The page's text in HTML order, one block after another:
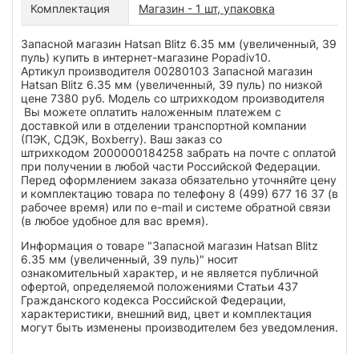
Комплектация Магазин - 1 шт, упаковка
Запасной магазин Hatsan Blitz 6.35 мм (увеличенный, 39
пуль) купить в интернет-магазине Popadiv10.
Артикул производителя 00280103 Запасной магазин
Hatsan Blitz 6.35 мм (увеличенный, 39 пуль) по низкой
цене 7380 руб. Модель со штрихкодом производителя
Вы можете оплатить наложенным платежем с
доставкой или в отделении транспортной компании
(ПЭК, СДЭК, Boxberry). Ваш заказ со
штрихкодом 2000000184258 забрать на почте с оплатой
при получении в любой части Российской Федерации.
Перед оформлением заказа обязательно уточняйте цену
и комплектацию товара по телефону 8 (499) 677 16 37 (в
рабочее время) или по e-mail и системе обратной связи
(в любое удобное для вас время).
Информация о товаре "Запасной магазин Hatsan Blitz
6.35 мм (увеличенный, 39 пуль)" носит
ознакомительный характер, и не является публичной
офертой, определяемой положениями Статьи 437
Гражданского кодекса Российской Федерации,
характеристики, внешний вид, цвет и комплектация
могут быть изменены производителем без уведомления.